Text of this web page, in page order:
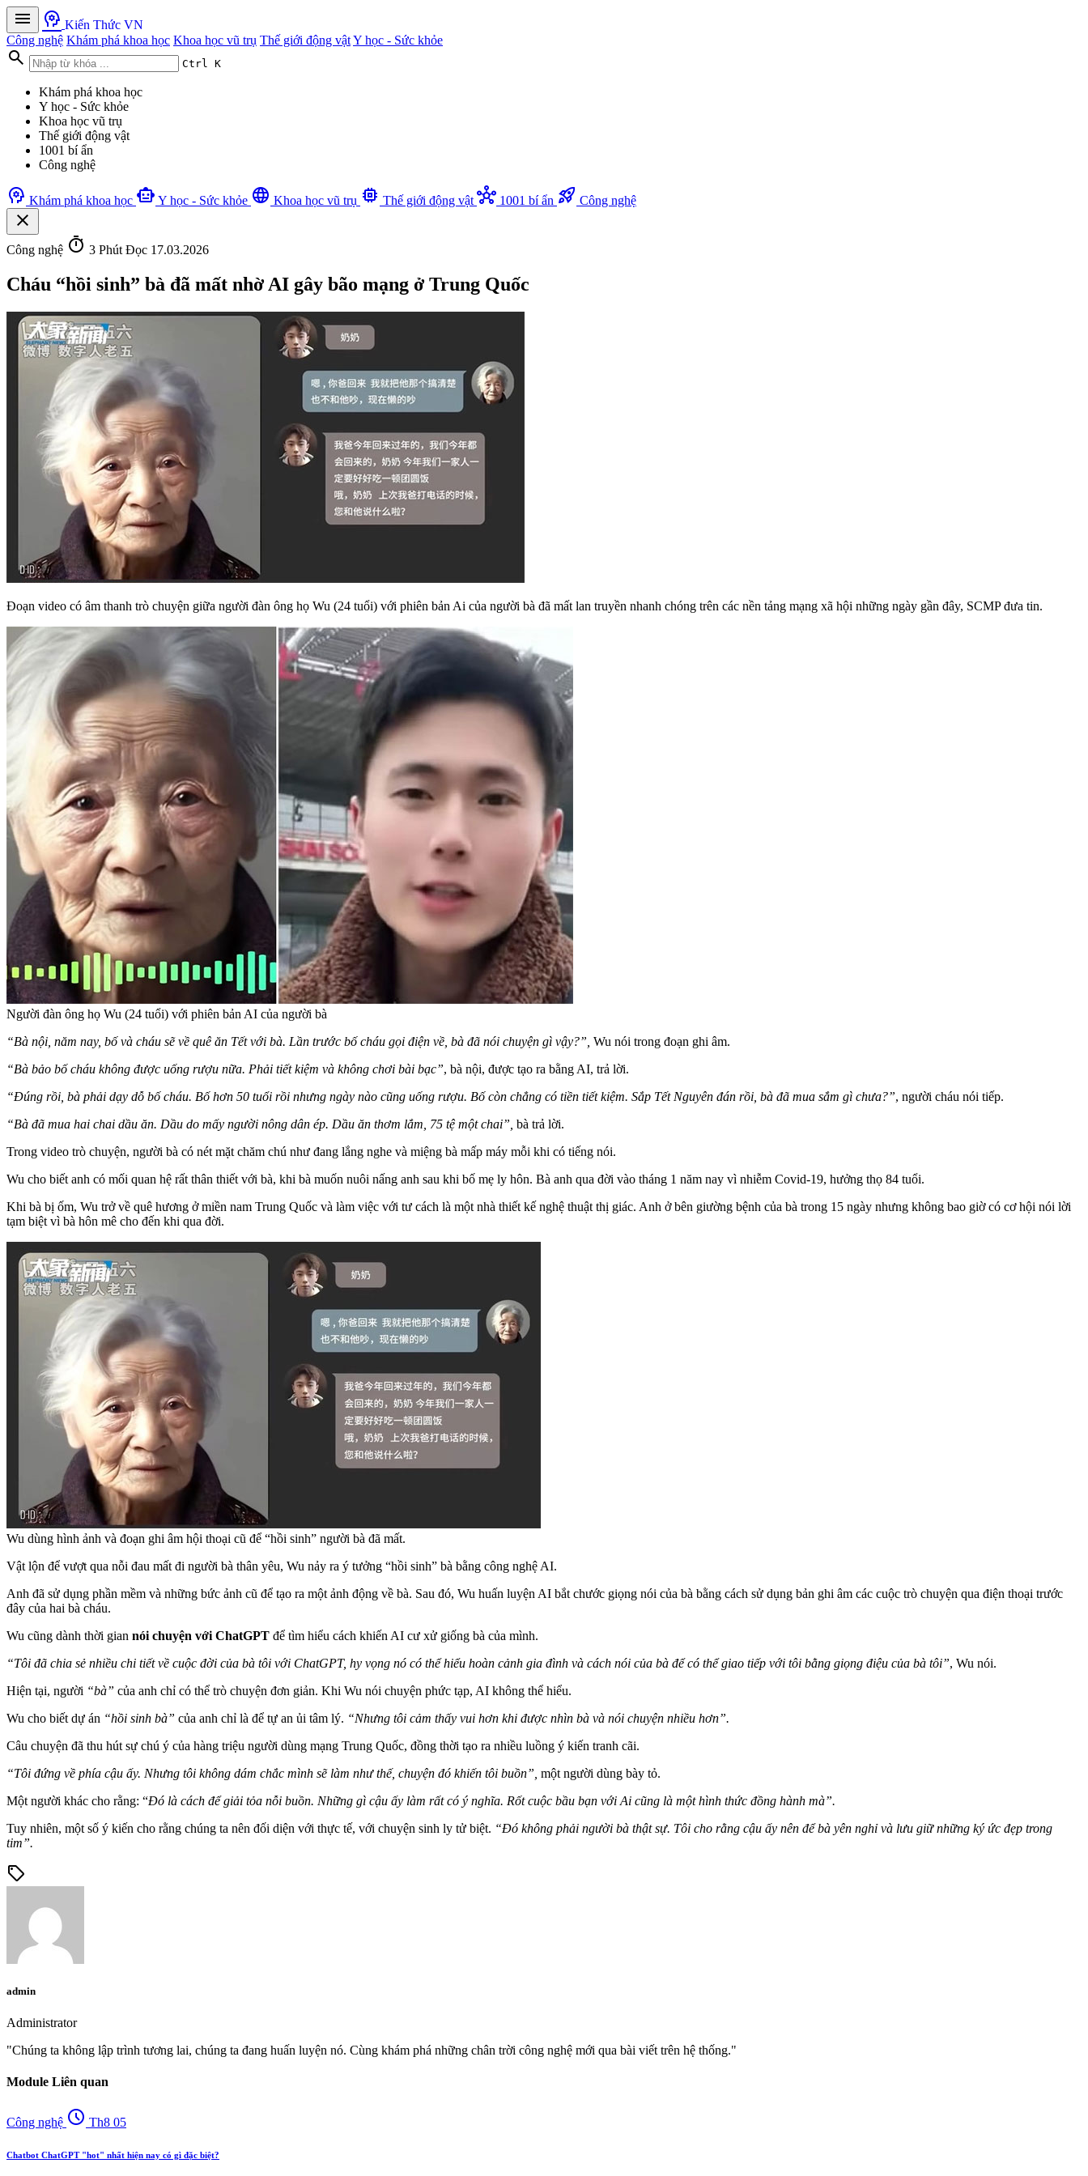
menu psychology Kiến Thức VN
Công nghệ Khám phá khoa học Khoa học vũ trụ Thế giới động vậtY học - Sức khỏe
search Ctrl K
Khám phá khoa học
Y học - Sức khỏe
Khoa học vũ trụ
Thế giới động vật
1001 bí ẩn
Công nghệ
psychology Khám phá khoa học smart_toy Y học - Sức khỏe language Khoa học vũ trụ memory Thế giới động vật hub 1001 bí ẩn rocket_launch Công nghệ
close
Công nghệ timer 3 Phút Đọc 17.03.2026
Cháu “hồi sinh” bà đã mất nhờ AI gây bão mạng ở Trung Quốc
Đoạn video có âm thanh trò chuyện giữa người đàn ông họ Wu (24 tuổi) với phiên bản Ai của người bà đã mất lan truyền nhanh chóng trên các nền tảng mạng xã hội những ngày gần đây, SCMP đưa tin.
Người đàn ông họ Wu (24 tuổi) với phiên bản AI của người bà
“Bà nội, năm nay, bố và cháu sẽ về quê ăn Tết với bà. Lần trước bố cháu gọi điện về, bà đã nói chuyện gì vậy?”, Wu nói trong đoạn ghi âm.
“Bà bảo bố cháu không được uống rượu nữa. Phải tiết kiệm và không chơi bài bạc”, bà nội, được tạo ra bằng AI, trả lời.
“Đúng rồi, bà phải dạy dỗ bố cháu. Bố hơn 50 tuổi rồi nhưng ngày nào cũng uống rượu. Bố còn chẳng có tiền tiết kiệm. Sắp Tết Nguyên đán rồi, bà đã mua sắm gì chưa?”, người cháu nói tiếp.
“Bà đã mua hai chai dầu ăn. Dầu do mấy người nông dân ép. Dầu ăn thơm lắm, 75 tệ một chai”, bà trả lời.
Trong video trò chuyện, người bà có nét mặt chăm chú như đang lắng nghe và miệng bà mấp máy mỗi khi có tiếng nói.
Wu cho biết anh có mối quan hệ rất thân thiết với bà, khi bà muốn nuôi nấng anh sau khi bố mẹ ly hôn. Bà anh qua đời vào tháng 1 năm nay vì nhiễm Covid-19, hưởng thọ 84 tuổi.
Khi bà bị ốm, Wu trở về quê hương ở miền nam Trung Quốc và làm việc với tư cách là một nhà thiết kế nghệ thuật thị giác. Anh ở bên giường bệnh của bà trong 15 ngày nhưng không bao giờ có cơ hội nói lời
tạm biệt vì bà hôn mê cho đến khi qua đời.
Wu dùng hình ảnh và đoạn ghi âm hội thoại cũ để “hồi sinh” người bà đã mất.
Vật lộn để vượt qua nỗi đau mất đi người bà thân yêu, Wu nảy ra ý tưởng “hồi sinh” bà bằng công nghệ AI.
Anh đã sử dụng phần mềm và những bức ảnh cũ để tạo ra một ảnh động về bà. Sau đó, Wu huấn luyện AI bắt chước giọng nói của bà bằng cách sử dụng bản ghi âm các cuộc trò chuyện qua điện thoại trước
đây của hai bà cháu.
Wu cũng dành thời gian nói chuyện với ChatGPT để tìm hiểu cách khiến AI cư xử giống bà của mình.
“Tôi đã chia sẻ nhiều chi tiết về cuộc đời của bà tôi với ChatGPT, hy vọng nó có thể hiểu hoàn cảnh gia đình và cách nói của bà để có thể giao tiếp với tôi bằng giọng điệu của bà tôi”, Wu nói.
Hiện tại, người “bà” của anh chỉ có thể trò chuyện đơn giản. Khi Wu nói chuyện phức tạp, AI không thể hiểu.
Wu cho biết dự án “hồi sinh bà” của anh chỉ là để tự an ủi tâm lý. “Nhưng tôi cảm thấy vui hơn khi được nhìn bà và nói chuyện nhiều hơn”.
Câu chuyện đã thu hút sự chú ý của hàng triệu người dùng mạng Trung Quốc, đồng thời tạo ra nhiều luồng ý kiến tranh cãi.
“Tôi đứng về phía cậu ấy. Nhưng tôi không dám chắc mình sẽ làm như thế, chuyện đó khiến tôi buồn”, một người dùng bày tỏ.
Một người khác cho rằng: “Đó là cách để giải tỏa nỗi buồn. Những gì cậu ấy làm rất có ý nghĩa. Rốt cuộc bầu bạn với Ai cũng là một hình thức đồng hành mà”.
Tuy nhiên, một số ý kiến cho rằng chúng ta nên đối diện với thực tế, với chuyện sinh ly tử biệt. “Đó không phải người bà thật sự. Tôi cho rằng cậu ấy nên để bà yên nghỉ và lưu giữ những ký ức đẹp trong
tim”.
sell
admin
Administrator
"Chúng ta không lập trình tương lai, chúng ta đang huấn luyện nó. Cùng khám phá những chân trời công nghệ mới qua bài viết trên hệ thống."
Module Liên quan
Công nghệ schedule Th8 05
Chatbot ChatGPT "hot" nhất hiện nay có gì đặc biệt?